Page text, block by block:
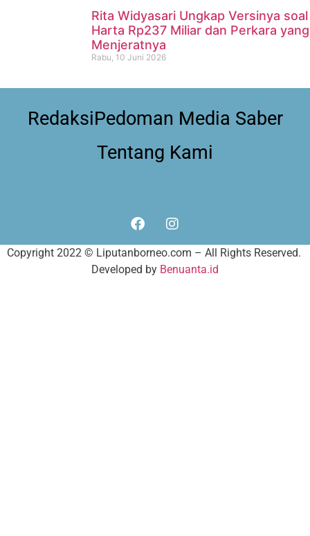
Rita Widyasari Ungkap Versinya soal
Harta Rp237 Miliar dan Perkara yang
Menjeratnya
Rabu, 10 Juni 2026
RedaksiPedoman Media Saber
Tentang Kami
Copyright 2022 © Liputanborneo.com – All Rights Reserved.
Developed by Benuanta.id